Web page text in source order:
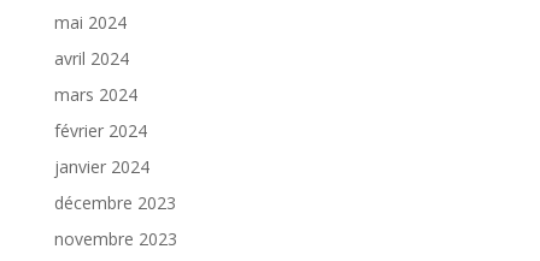
mai 2024
avril 2024
mars 2024
février 2024
janvier 2024
décembre 2023
novembre 2023